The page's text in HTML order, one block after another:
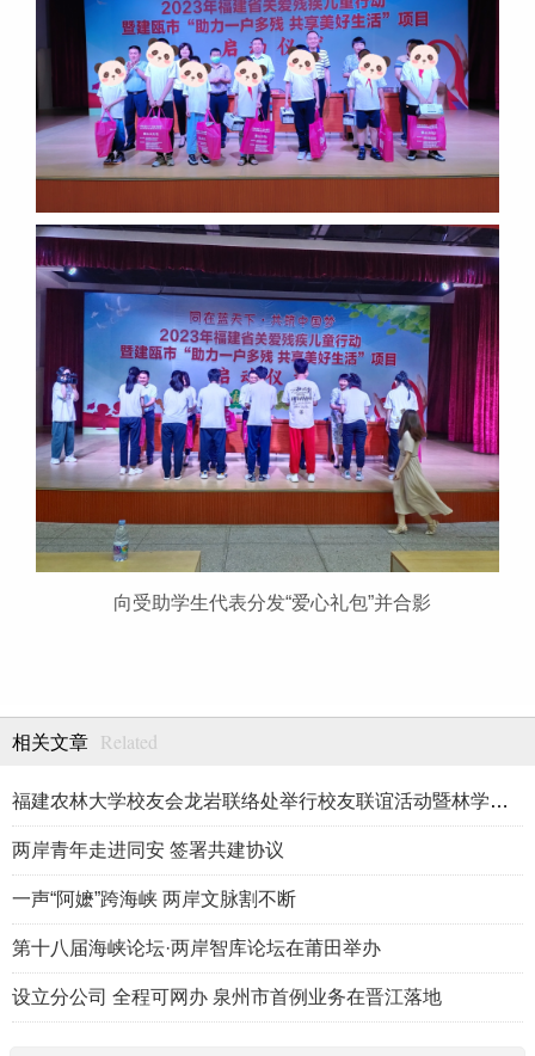
向受助学生代表分发“爱心礼包”并合影
相关文章 Related
福建农林大学校友会龙岩联络处举行校友联谊活动暨林学、生物医药
两岸青年走进同安 签署共建协议
一声“阿嬷”跨海峡 两岸文脉割不断
第十八届海峡论坛·两岸智库论坛在莆田举办
设立分公司 全程可网办 泉州市首例业务在晋江落地